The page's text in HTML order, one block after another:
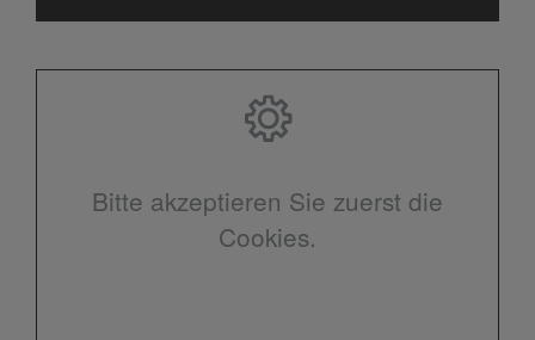
Bitte akzeptieren Sie zuerst die
Cookies.